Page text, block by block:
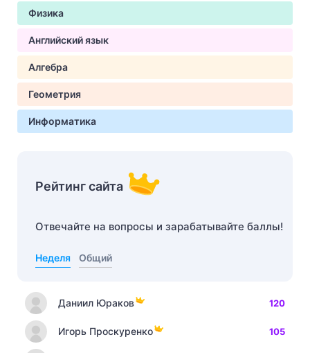
Физика
Английский язык
Алгебра
Геометрия
Информатика
Рейтинг сайта
Отвечайте на вопросы и зарабатывайте баллы!
Неделя Общий
Даниил Юраков 120
Игорь Проскуренко 105